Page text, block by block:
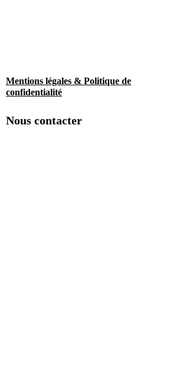
Mentions légales & Politique de
confidentialité
Nous contacter